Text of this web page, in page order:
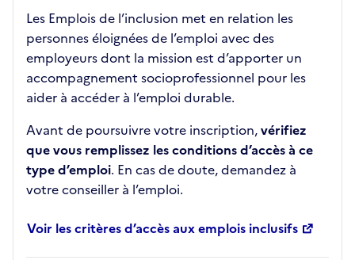
Les Emplois de l’inclusion met en relation les
personnes éloignées de l’emploi avec des
employeurs dont la mission est d’apporter un
accompagnement socioprofessionnel pour les
aider à accéder à l’emploi durable.
Avant de poursuivre votre inscription,vérifiez
que vous remplissez les conditions d’accès à ce
type d’emploi. En cas de doute, demandez à
votre conseiller à l’emploi.
Voir les critères d’accès aux emplois inclusifs